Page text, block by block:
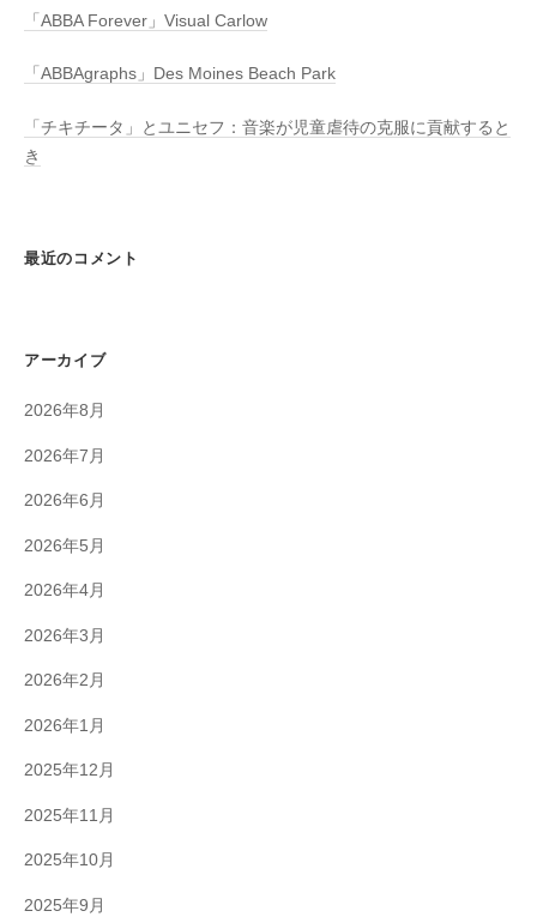
「ABBA Forever」Visual Carlow
「ABBAgraphs」Des Moines Beach Park
「チキチータ」とユニセフ：音楽が児童虐待の克服に貢献すると
き
最近のコメント
アーカイブ
2026年8月
2026年7月
2026年6月
2026年5月
2026年4月
2026年3月
2026年2月
2026年1月
2025年12月
2025年11月
2025年10月
2025年9月